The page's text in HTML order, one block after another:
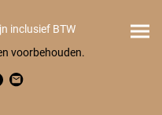
inclusief BTW
voorbehouden.